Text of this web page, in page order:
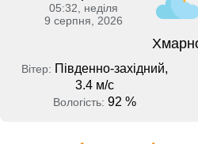
05:32, неділя
9 серпня, 2026
Вітер: Південно-західний,
3.4 м/с
Вологість: 92 %